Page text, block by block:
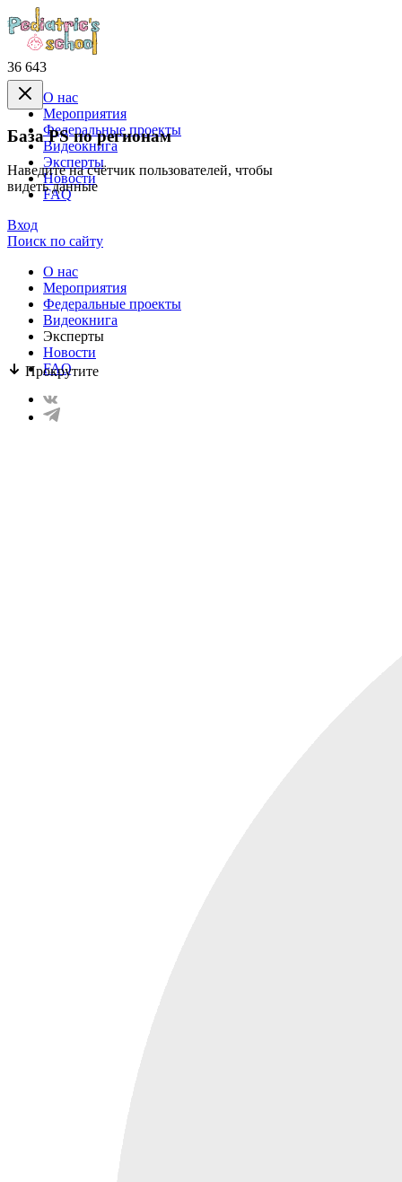
36 643
База PS по регионам
Наведите на счётчик пользователей, чтобы
видеть данные
Прокрутите
О нас
Mероприятия
Федеральные проекты
Видеокнига
Эксперты
Новости
FAQ
Вход
Поиск по сайту
О нас
Mероприятия
Федеральные проекты
Видеокнига
Эксперты
Новости
FAQ